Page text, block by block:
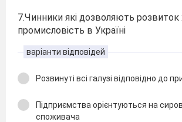
7.Чинники які дозволяють розвиток
промисловість в Україні
варіанти відповідей
Розвинуті всі галузі відповідно до
Підприємства орієнтуються на
споживача